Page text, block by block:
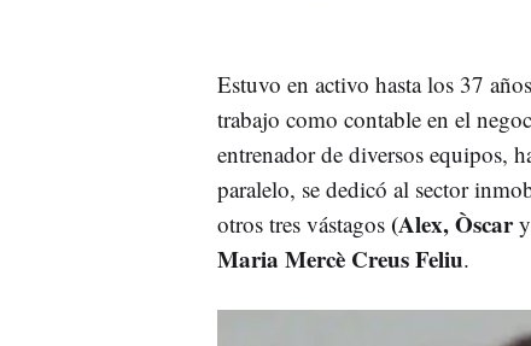
Estuvo en activo hasta los 37
trabajo como contable en el
entrenador de diversos equipos,
paralelo, se dedicó al sector
otros tres vástagos (Alex, Òscary
Maria Mercè Creus Feliu.